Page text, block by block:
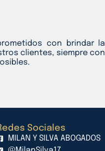
con brindar la
clientes, siempre con
Sociales
MILAN Y SILVA ABOGADOS